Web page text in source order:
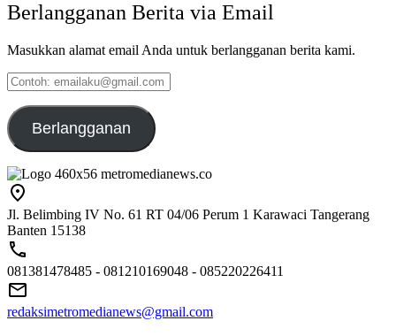
Berlangganan Berita via Email
Masukkan alamat email Anda untuk berlangganan berita kami.
Contoh:
emailaku@gmail.com
Berlangganan
Jl. Belimbing IV No. 61 RT 04/06 Perum 1 Karawaci Tangerang
Banten 15138
081381478485 - 081210169048 - 085220226411
redaksimetromedianews@gmail.com